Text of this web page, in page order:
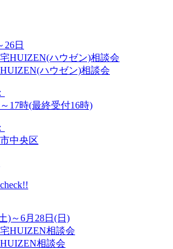
26日
ハウゼン)相談会
17時(最終受付16時)
中央区
check!!
)～6月28日(日)
相談会